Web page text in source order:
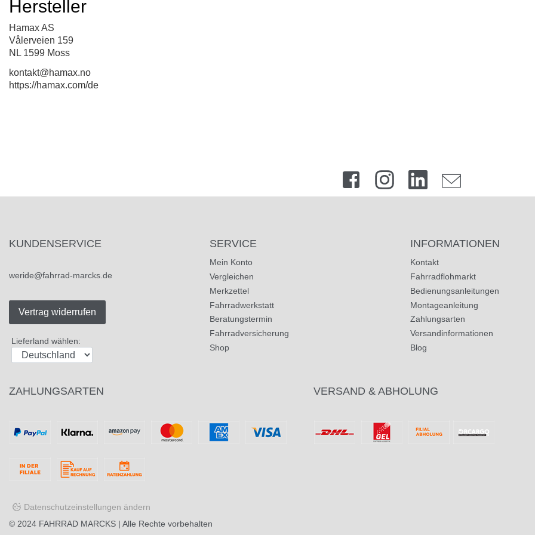
Hersteller
Hamax AS
Vålerveien 159
NL 1599 Moss
kontakt@hamax.no
https://hamax.com/de
KUNDENSERVICE
weride@fahrrad-marcks.de
Vertrag widerrufen
Lieferland wählen:
SERVICE
Mein Konto
Vergleichen
Merkzettel
Fahrradwerkstatt
Beratungstermin
Fahrradversicherung
Shop
INFORMATIONEN
Kontakt
Fahrradflohmarkt
Bedienungsanleitungen
Montageanleitung
Zahlungsarten
Versandinformationen
Blog
ZAHLUNGSARTEN VERSAND & ABHOLUNG
Datenschutzeinstellungen ändern
© 2024 FAHRRAD MARCKS | Alle Rechte vorbehalten